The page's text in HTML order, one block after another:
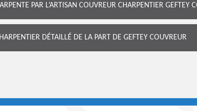
PAR L’ARTISAN COUVREUR CHARPENTIER GEFTEY
DÉTAILLÉ DE LA PART DE GEFTEY COUVREUR